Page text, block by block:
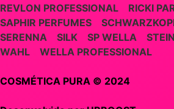
REVLON PROFESSIONAL
RICKI
SAPHIR PERFUMES
SERENNA
SILK SP WELLA
WAHL
WELLA PROFESSIONAL
COSMÉTICA PURA © 2024